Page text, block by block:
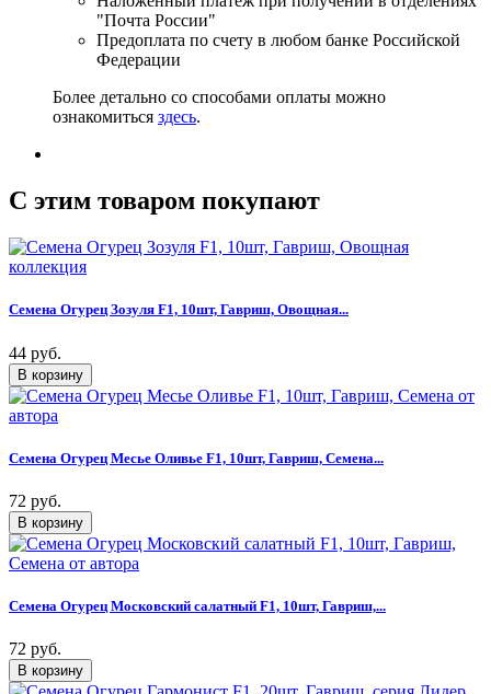
"Почта России"
Предоплата по счету в любом банке Российской
Федерации
Более детально со способами оплаты можно
ознакомиться здесь.
C этим товаром покупают
Семена Огурец Зозуля F1, 10шт, Гавриш, Овощная...
44 руб.
Семена Огурец Месье Оливье F1, 10шт, Гавриш, Семена...
72 руб.
Семена Огурец Московский салатный F1, 10шт, Гавриш,...
72 руб.